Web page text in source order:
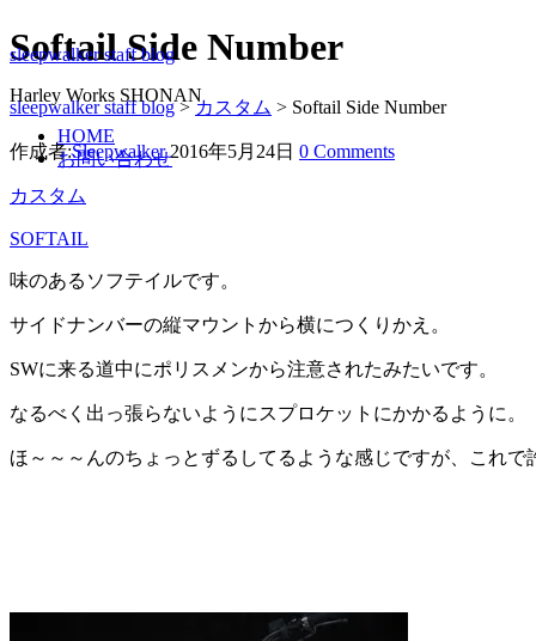
sleepwalker staff blog
Harley Works SHONAN
HOME
お問い合わせ
Softail Side Number
sleepwalker staff blog> カスタム > Softail Side Number
作成者:Sleepwalker 2016年5月24日 0 Comments
カスタム
SOFTAIL
味のあるソフテイルです。
サイドナンバーの縦マウントから横につくりかえ。
SWに来る道中にポリスメンから注意されたみたいです。
なるべく出っ張らないようにスプロケットにかかるように。
ほ～～～んのちょっとずるしてるような感じですが、これで